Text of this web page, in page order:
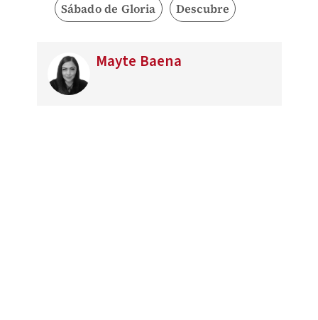
Sábado de Gloria Descubre
Mayte Baena